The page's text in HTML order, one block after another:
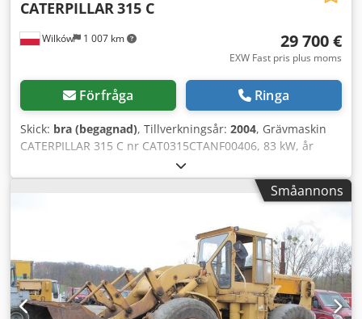
Wilków 1 007 km
CATERPILLAR 315 C
29 700 €
EXW Fast pris plus moms
Förfråga Ringa
Skick: bra (begagnad), Tillverkningsår: 2004, Grävmaskin
CATERPILLAR 315 C nr CAT0315CTANF00406, 83 kW, år
2004. Cedpfx Aoydnxbodqorf
Småannons